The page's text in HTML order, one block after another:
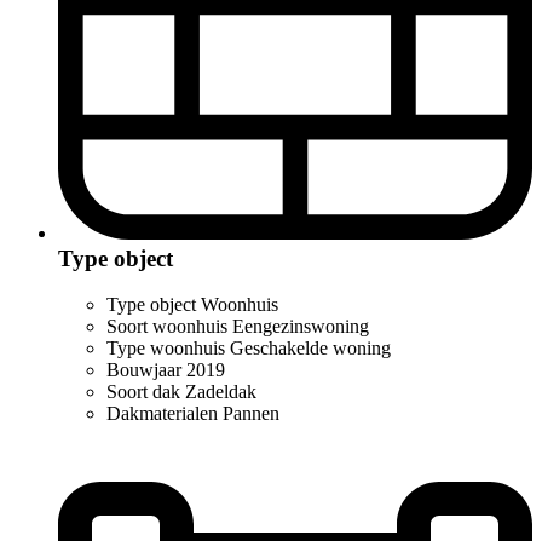
Type object
Type object Woonhuis
Soort woonhuis Eengezinswoning
Type woonhuis Geschakelde woning
Bouwjaar 2019
Soort dak Zadeldak
Dakmaterialen Pannen